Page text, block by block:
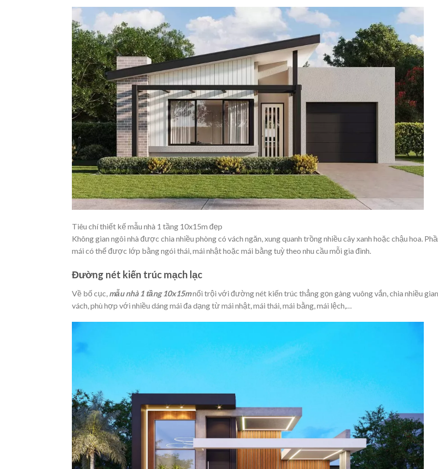
Tiêu chí thiết kế mẫu nhà 1 tầng 10x15m đẹp
Không gian ngôi nhà được chia nhiều phòng có vách ngăn, xung quanh trồng nhiều cây xanh hoặc chậu hoa.
mái có thể được lớp bằng ngói thái, mái nhật hoặc mái bằng tuỳ theo nhu cầu mỗi gia đình.
Đường nét kiến trúc mạch lạc
Về bố cục, mẫu nhà 1 tầng 10x15mnổi trội với đường nét kiến trúc thẳng gọn gàng vuông vắn, chia nhiều gian
vách, phù hợp với nhiều dáng mái đa dạng từ mái nhật, mái thái, mái bằng, mái lệch,…